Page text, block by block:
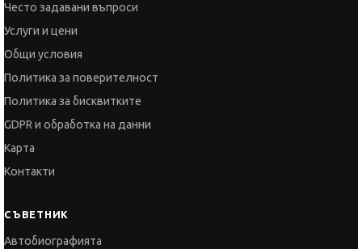
Често задавани въпроси
Услуги и цени
Общи условия
Политика за поверителност
Политика за бисквитките
GDPR и обработка на данни
Карта
Контакти
СЪВЕТНИК
Автобиографията